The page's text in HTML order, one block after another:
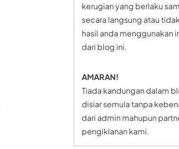
kerugian yang berlaku
secara langsung atau
hasil anda menggunakan
dari blog ini.
AMARAN!
Tiada kandungan dalam
disiar semula tanpa
dari admin mahupun
pengiklanan kami.